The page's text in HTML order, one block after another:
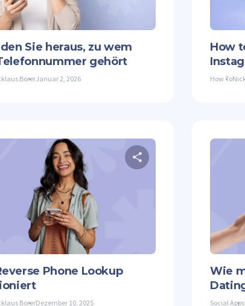
Link kopieren
Sie heraus, zu wem
gehört
BorerJanuar 2, 2026
How
How To
Link kopieren Facebook
Phone Lookup
BorerDezember 10, 2025
Wie
Social Apps